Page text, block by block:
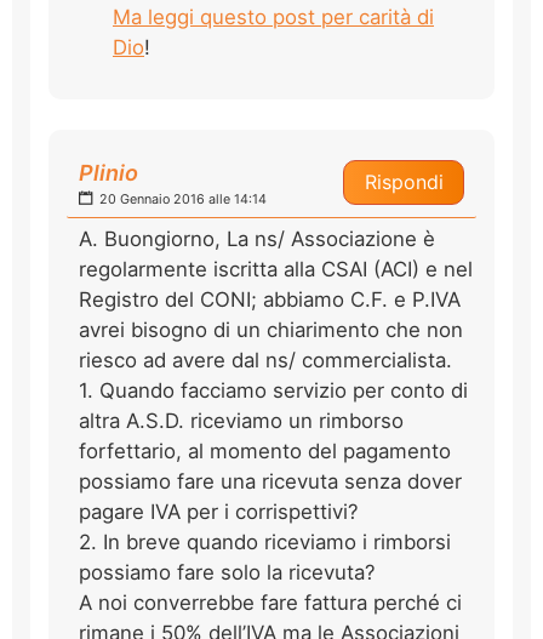
Ma leggi questo post per carità di
Dio!
Rispondi
Plinio
20 Gennaio 2016 alle 14:14
A. Buongiorno, La ns/ Associazione è
regolarmente iscritta alla CSAI (ACI) e nel
Registro del CONI; abbiamo C.F. e P.IVA
avrei bisogno di un chiarimento che non
riesco ad avere dal ns/ commercialista.
1. Quando facciamo servizio per conto di
altra A.S.D. riceviamo un rimborso
forfettario, al momento del pagamento
possiamo fare una ricevuta senza dover
pagare IVA per i corrispettivi?
2. In breve quando riceviamo i rimborsi
possiamo fare solo la ricevuta?
A noi converrebbe fare fattura perché ci
rimane i 50% dell’IVA ma le Associazioni